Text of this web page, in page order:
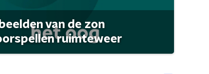
van de zon
ruimteweer